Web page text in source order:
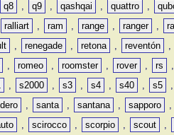
q8 , q9 , qashqai , quattro ,
ralliart , ram , range , ranger ,
, renegade , retona , reventón ,
, romeo , roomster , rover , rs ,
, s2000 , s3 , s4 , s40 , s5 ,
, santa , santana , sapporo ,
, scirocco , scorpio , scout ,